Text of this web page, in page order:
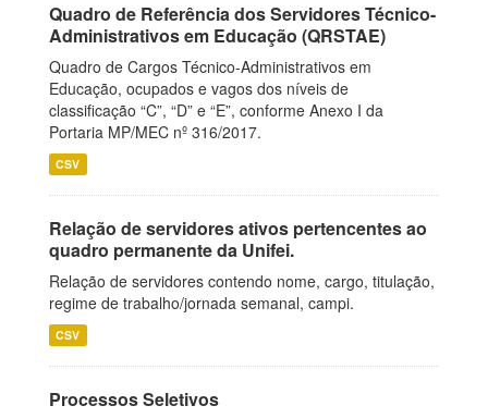
Quadro de Referência dos Servidores Técnico-
Administrativos em Educação (QRSTAE)
Quadro de Cargos Técnico-Administrativos em
Educação, ocupados e vagos dos níveis de
classificação “C”, “D” e “E”, conforme Anexo I da
Portaria MP/MEC nº 316/2017.
CSV
Relação de servidores ativos pertencentes ao
quadro permanente da Unifei.
Relação de servidores contendo nome, cargo, titulação,
regime de trabalho/jornada semanal, campi.
CSV
Processos Seletivos